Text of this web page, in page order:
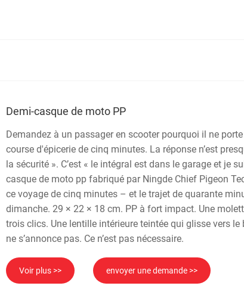
Demi-casque de moto PP
Demandez à un passager en scooter pourquoi il ne
course d'épicerie de cinq minutes. La réponse n’est
la sécurité ». C’est « le intégral est dans le garage et je
casque de moto pp fabriqué par Ningde Chief Pigeon
ce voyage de cinq minutes – et le trajet de quarante
dimanche. 29 × 22 × 18 cm. PP à fort impact. Une
trois clics. Une lentille intérieure teintée qui glisse vers le
ne s’annonce pas. Ce n’est pas nécessaire.
Voir plus >> envoyer une demande >>